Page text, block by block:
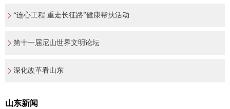
“连心工程 重走长征路”健康帮扶活动
第十一届尼山世界文明论坛
深化改革看山东
山东新闻